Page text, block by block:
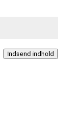
Indsend indhold